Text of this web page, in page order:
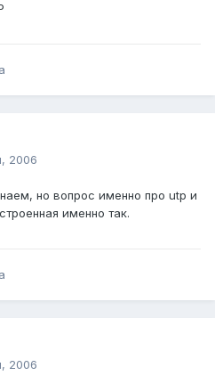
2006
но вопрос именно про utp и
именно так.
2006